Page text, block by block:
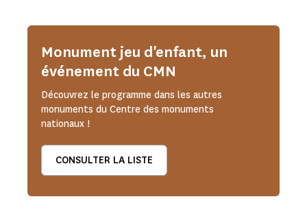
Monument jeu d'enfant, un
événement du CMN
Découvrez le programme dans les autres
monuments du Centre des monuments
nationaux !
CONSULTER LA LISTE